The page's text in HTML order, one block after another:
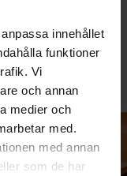
innehållet
funktioner
Vi
och annan
medier och
med.
med annan
som de har